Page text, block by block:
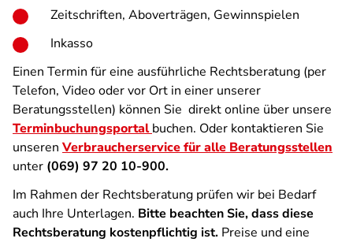
Zeitschriften, Aboverträgen, Gewinnspielen
Inkasso
Einen Termin für eine ausführliche Rechtsberatung (per
Telefon, Video oder vor Ort in einer unserer
Beratungsstellen) können Sie direkt online über unsere
Terminbuchungsportalbuchen. Oder kontaktieren Sie
unseren Verbraucherservice für alle Beratungsstellen
unter (069) 97 20 10-900.
Im Rahmen der Rechtsberatung prüfen wir bei Bedarf
auch Ihre Unterlagen. Bitte beachten Sie, dass diese
Rechtsberatung kostenpflichtig ist. Preise und eine